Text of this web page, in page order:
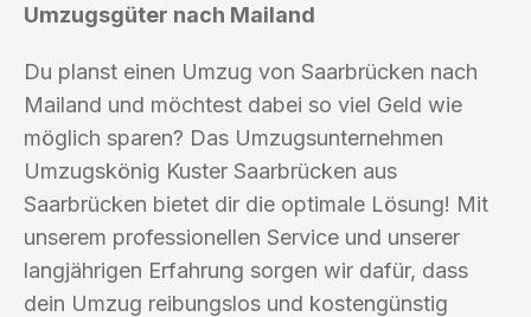
Umzugsgüter nach Mailand
Du planst einen Umzug von Saarbrücken nach
Mailand und möchtest dabei so viel Geld wie
möglich sparen? Das Umzugsunternehmen
Umzugskönig Kuster Saarbrücken aus
Saarbrücken bietet dir die optimale Lösung! Mit
unserem professionellen Service und unserer
langjährigen Erfahrung sorgen wir dafür, dass
dein Umzug reibungslos und kostengünstig